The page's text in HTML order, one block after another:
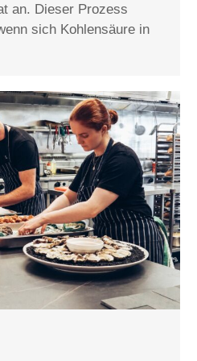
an. Dieser Prozess
sich Kohlensäure in